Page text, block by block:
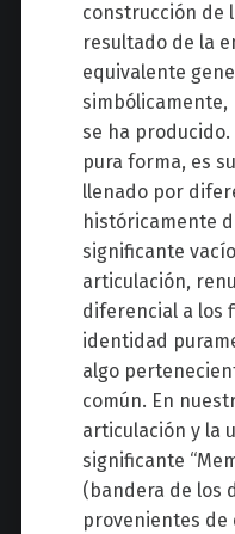
construcción de
resultado de la
equivalente
simbólicamente,
se ha
pura forma, es
llenado por
históricamente
significante
articulación,
diferencial a los
identidad
algo
común. En
articulación y la
significante
(bandera de los
provenientes